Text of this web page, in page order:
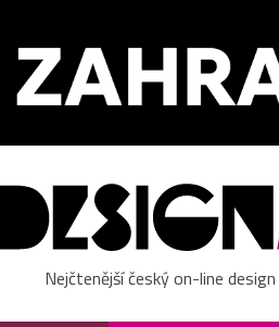
Nejčtenější český on-line